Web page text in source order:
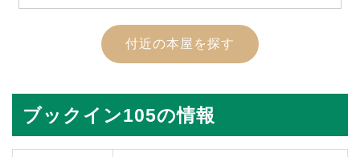
付近の本屋を探す
ブックイン105の情報